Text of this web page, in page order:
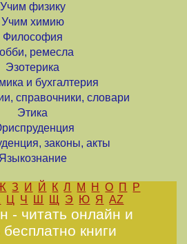
Учим физику
Учим химию
Философия
ремесла
Эзотерика
и бухгалтерия
справочники, словари
Этика
законы, акты
Языкознание
З И Й К Л М Н О П
Р
Ц Ч Ш Щ Э Ю Я AZ
- читать онлайн и
бесплатно книги